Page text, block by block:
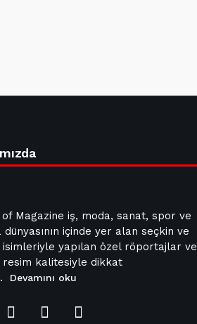
Magazine iş, moda, sanat, spor ve
içinde yer alan seçkin ve
isimleriyle yapılan özel röportajlar ve
resim kalitesiyle dikkat
Devamını oku